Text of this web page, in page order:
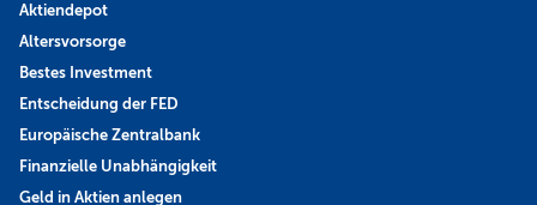
Aktiendepot
Altersvorsorge
Bestes Investment
Entscheidung der FED
Europäische Zentralbank
Finanzielle Unabhängigkeit
Geld in Aktien anlegen